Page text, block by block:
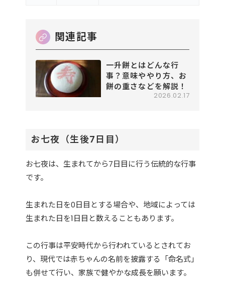
一升餅とはどんな行
事？意味ややり方、お
餅の重さなどを解説！
2026.02.17
お七夜（生後7日目）
お七夜は、生まれてから7日目に行う伝統的な行事
です。
生まれた日を0日目とする場合や、地域によっては
生まれた日を1日目と数えることもあります。
この行事は平安時代から行われているとされてお
り、現代では赤ちゃんの名前を披露する「命名式」
も併せて行い、家族で健やかな成長を願います。